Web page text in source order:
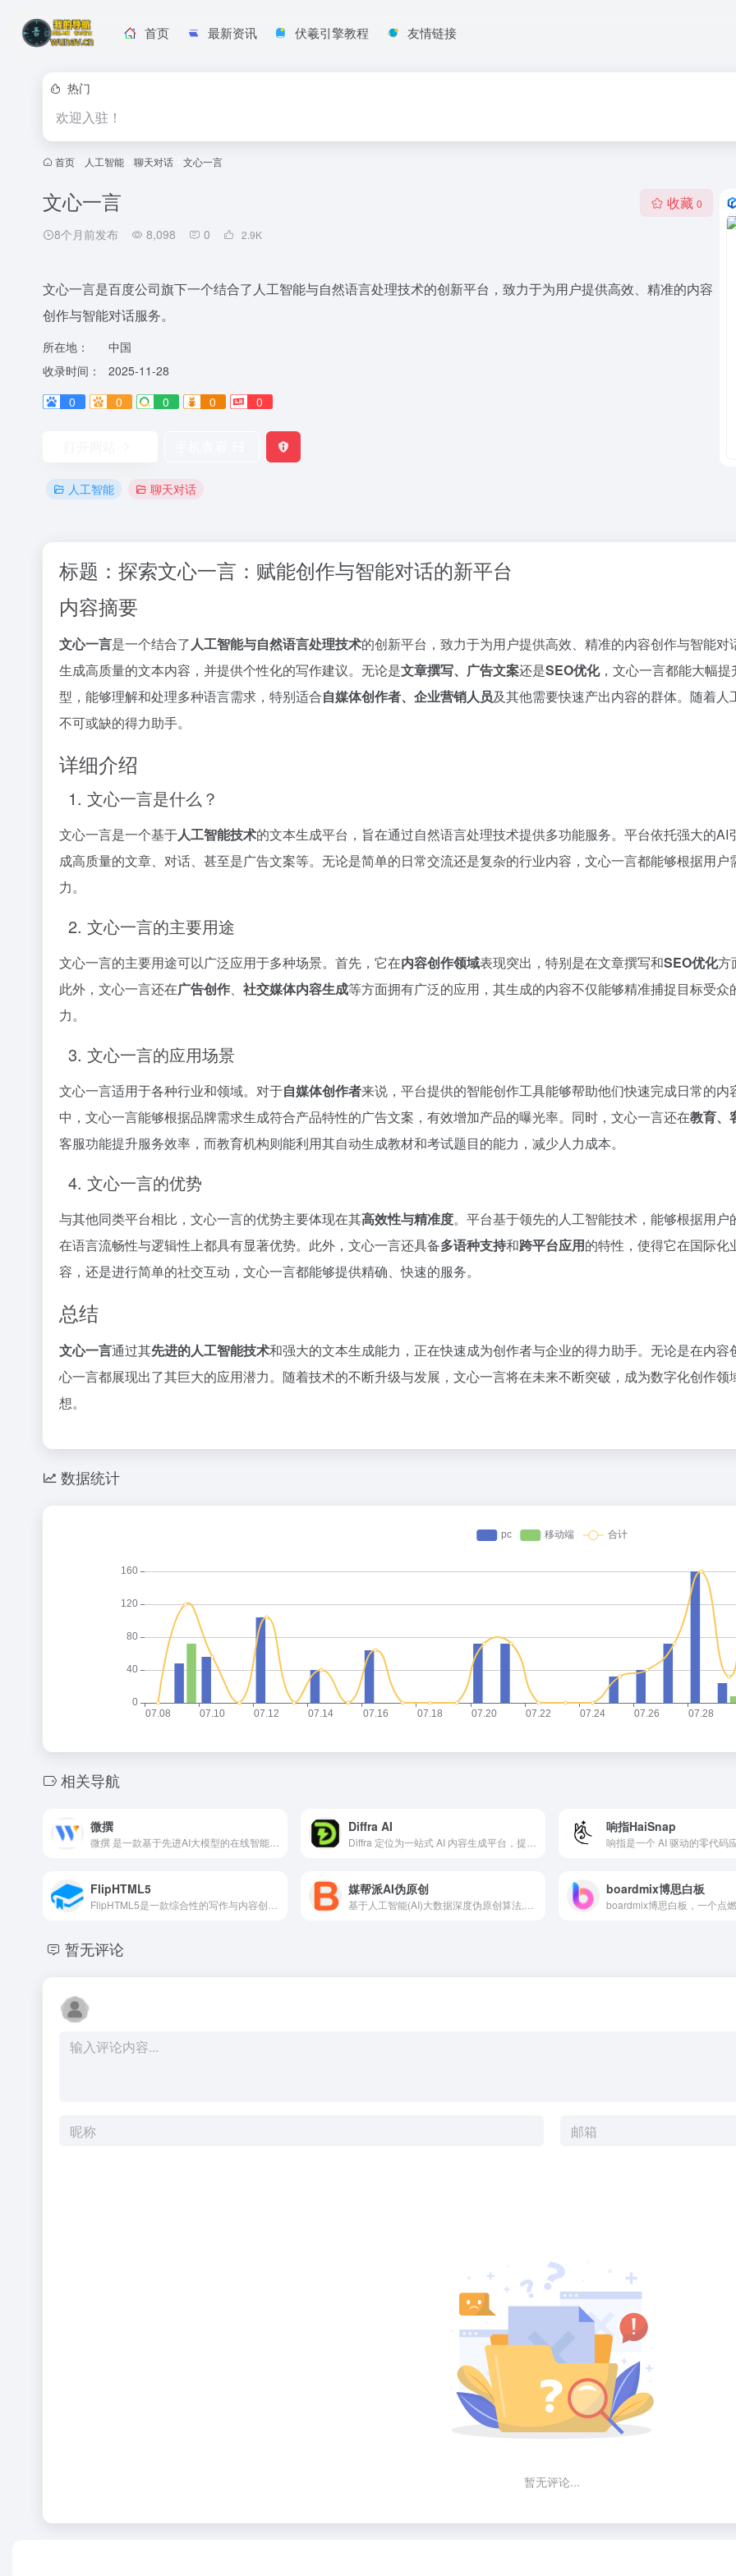
首页 最新资讯 伏羲引擎教程 友情链接
热门
欢迎入驻！
首页 人工智能 聊天对话 文心一言
文心一言
8个月前发布 8,098 0 2.9K
收藏 0
文心一言是百度公司旗下一个结合了人工智能与自然语言处理技术的创新平台，致力于为用户提供高效、精准的内容
创作与智能对话服务。
所在地：
中国
收录时间：
2025-11-28
0
0 0 0 0
人工智能 聊天对话
标题：探索文心一言：赋能创作与智能对话的新平台
内容摘要
文心一言是一个结合了人工智能与自然语言处理技术的创新平台，致力于为用户提供高效、精准的内容创作与智能
生成高质量的文本内容，并提供个性化的写作建议。无论是文章撰写、广告文案还是SEO优化，文心一言都能大幅
型，能够理解和处理多种语言需求，特别适合自媒体创作者、企业营销人员及其他需要快速产出内容的群体。随着
不可或缺的得力助手。
详细介绍
1. 文心一言是什么？
文心一言是一个基于人工智能技术的文本生成平台，旨在通过自然语言处理技术提供多功能服务。平台依托强大的
成高质量的文章、对话、甚至是广告文案等。无论是简单的日常交流还是复杂的行业内容，文心一言都能够根据用
力。
2. 文心一言的主要用途
文心一言的主要用途可以广泛应用于多种场景。首先，它在内容创作领域表现突出，特别是在文章撰写和SEO优化方
此外，文心一言还在广告创作、 社交媒体内容生成等方面拥有广泛的应用，其生成的内容不仅能够精准捕捉目标受
力。
3. 文心一言的应用场景
文心一言适用于各种行业和领域。对于自媒体创作者来说，平台提供的智能创作工具能够帮助他们快速完成日常的
中，文心一言能够根据品牌需求生成符合产品特性的广告文案，有效增加产品的曝光率。同时，文心一言还在教育、
客服功能提升服务效率，而教育机构则能利用其自动生成教材和考试题目的能力，减少人力成本。
4. 文心一言的优势
与其他同类平台相比，文心一言的优势主要体现在其高效性与精准度。平台基于领先的人工智能技术，能够根据用
在语言流畅性与逻辑性上都具有显著优势。此外，文心一言还具备多语种支持和跨平台应用的特性，使得它在国际
容，还是进行简单的社交互动，文心一言都能够提供精确、快速的服务。
总结
文心一言通过其先进的人工智能技术和强大的文本生成能力，正在快速成为创作者与企业的得力助手。无论是在内
心一言都展现出了其巨大的应用潜力。随着技术的不断升级与发展，文心一言将在未来不断突破，成为数字化创作
想。
数据统计
相关导航
微撰 Diffra AI 响指HaiSnap
FlipHTML5 媒帮派AI伪原创 boardmix博思白板
暂无评论
暂无评论...